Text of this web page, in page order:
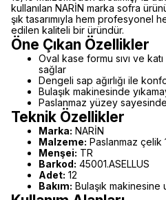
kullanılan NARİN marka sofra
şık tasarımıyla hem profesyonel
edilen kaliteli bir üründür.
Öne Çıkan Özellikler
Oval kase formu sıvı ve katı
sağlar
Dengeli sap ağırlığı ile
Bulaşık makinesinde
Paslanmaz yüzey
Teknik Özellikler
Marka: NARİN
Malzeme: Paslanmaz çelik
Menşei: TR
Barkod: 45001.ASELLUS
Adet: 12
Bakım: Bulaşık makinesine